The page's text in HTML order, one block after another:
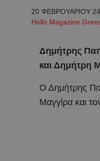
20 ΦΕΒΡΟΥΑΡΙΟΥ
Hello Magazine
Δημήτρης
και Δημήτρη
Ο Δημήτρης
Μαγγίρα και